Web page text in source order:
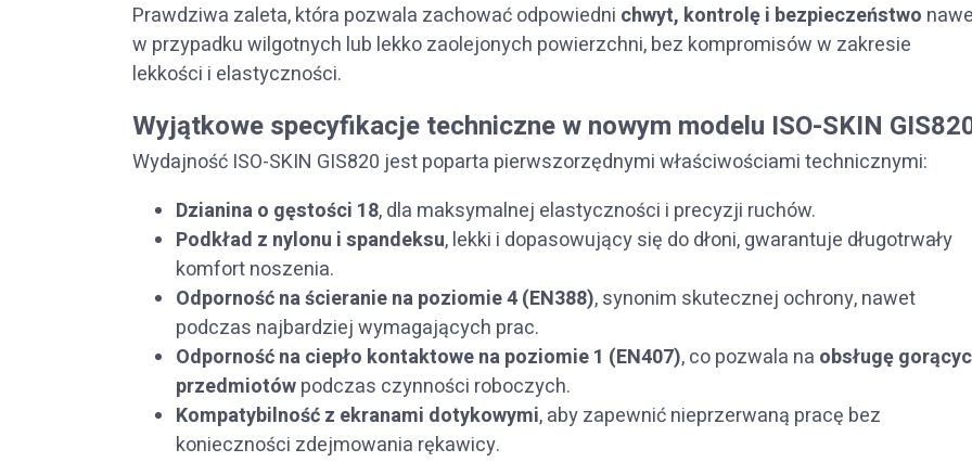
Prawdziwa zaleta, która pozwala zachować odpowiedni chwyt, kontrolę i bezpieczeństwo
w przypadku wilgotnych lub lekko zaolejonych powierzchni, bez kompromisów w zakresie
lekkości i elastyczności.
Wyjątkowe specyfikacje techniczne w nowym modelu ISO-SKIN
Wydajność ISO-SKIN GIS820 jest poparta pierwszorzędnymi właściwościami technicznymi:
Dzianina o gęstości 18, dla maksymalnej elastyczności i precyzji ruchów.
Podkład z nylonu i spandeksu, lekki i dopasowujący się do dłoni, gwarantuje długotrwały
komfort noszenia.
Odporność na ścieranie na poziomie 4 (EN388), synonim skutecznej ochrony, nawet
podczas najbardziej wymagających prac.
Odporność na ciepło kontaktowe na poziomie 1 (EN407), co pozwala na obsługę
przedmiotówpodczas czynności roboczych.
Kompatybilność z ekranami dotykowymi, aby zapewnić nieprzerwaną pracę bez
konieczności zdejmowania rękawicy.